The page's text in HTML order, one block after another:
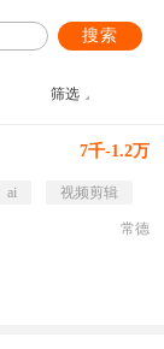
搜索
筛选
7千-1.2万
ai 视频剪辑
常德